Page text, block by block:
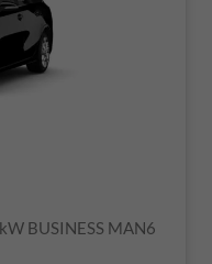
BUSINESS MAN6